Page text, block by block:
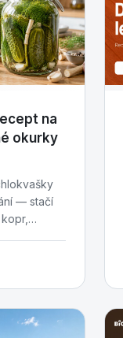
na
okurky
— stačí